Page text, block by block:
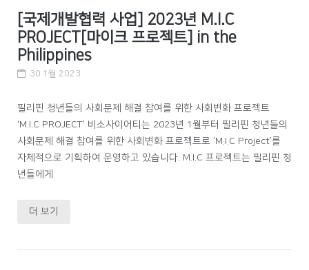
[국제개발협력 사업] 2023년 M.I.C
PROJECT[마이크 프로젝트] in the
Philippines
30 1월 2023
필리핀 청년들의 사회문제 해결 참여를 위한 사회변화 프로젝트
‘M.I.C PROJECT’ 비소사이어티는 2023년 1월부터 필리핀 청년들의
사회문제 해결 참여를 위한 사회변화 프로젝트로 ‘M.I.C Project’를
자체적으로 기획하여 운영하고 있습니다. M.I.C 프로젝트는 필리핀 청
년들에게
더 보기